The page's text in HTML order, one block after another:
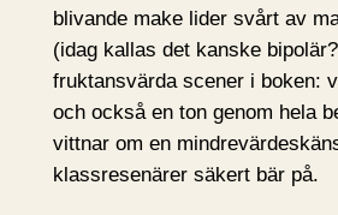
blivande make lider svårt av
(idag kallas det kanske
fruktansvärda scener i boken:
och också en ton genom hela
vittnar om en
klassresenärer säkert bär på.